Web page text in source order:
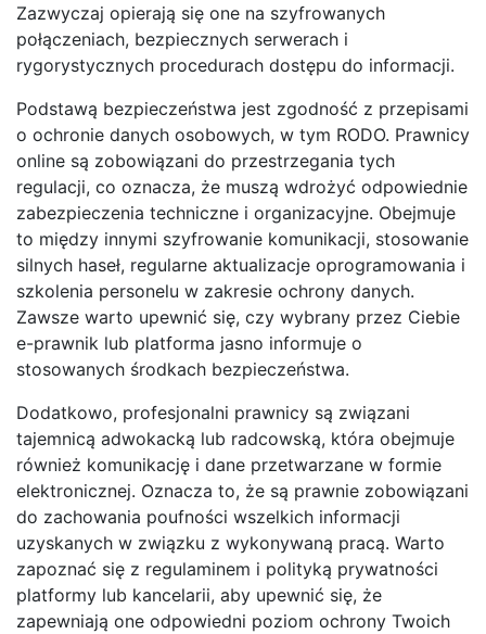
Zazwyczaj opierają się one na szyfrowanych
połączeniach, bezpiecznych serwerach i
rygorystycznych procedurach dostępu do informacji.
Podstawą bezpieczeństwa jest zgodność z przepisami
o ochronie danych osobowych, w tym RODO. Prawnicy
online są zobowiązani do przestrzegania tych
regulacji, co oznacza, że muszą wdrożyć odpowiednie
zabezpieczenia techniczne i organizacyjne. Obejmuje
to między innymi szyfrowanie komunikacji, stosowanie
silnych haseł, regularne aktualizacje oprogramowania i
szkolenia personelu w zakresie ochrony danych.
Zawsze warto upewnić się, czy wybrany przez Ciebie
e-prawnik lub platforma jasno informuje o
stosowanych środkach bezpieczeństwa.
Dodatkowo, profesjonalni prawnicy są związani
tajemnicą adwokacką lub radcowską, która obejmuje
również komunikację i dane przetwarzane w formie
elektronicznej. Oznacza to, że są prawnie zobowiązani
do zachowania poufności wszelkich informacji
uzyskanych w związku z wykonywaną pracą. Warto
zapoznać się z regulaminem i polityką prywatności
platformy lub kancelarii, aby upewnić się, że
zapewniają one odpowiedni poziom ochrony Twoich